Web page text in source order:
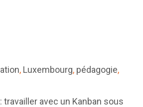
, Luxembourg, pédagogie,
travailler avec un Kanban sous